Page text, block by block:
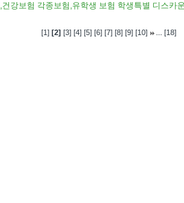
강보험 각종보험,유학생 보험 학생특별 디스카
[1] [2] [3] [4] [5] [6] [7] [8] [9] [10] ...[18]